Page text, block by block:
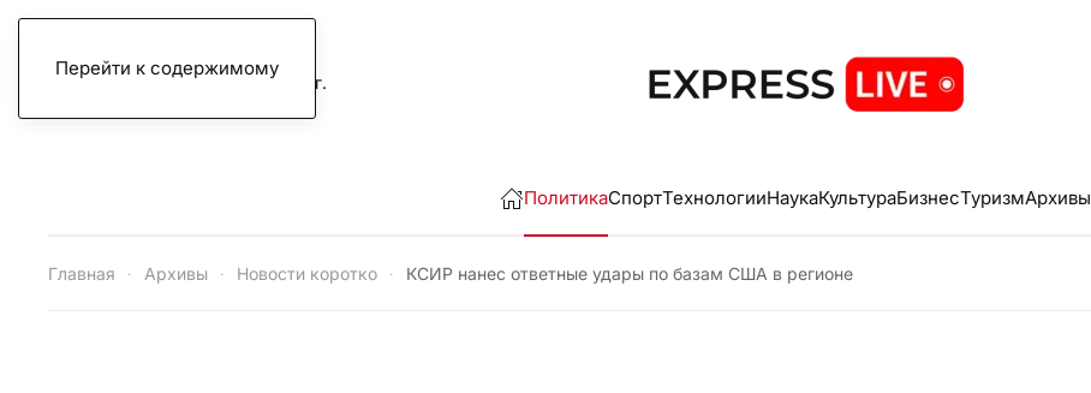
Перейти к содержимому
четверг, 6 августа 2026 г.
ПолитикаСпортТехнологииНаукаКультураБизнесТуризмАрхивы
Главная Архивы Новости коротко КСИР нанес ответные удары по базам США в регионе